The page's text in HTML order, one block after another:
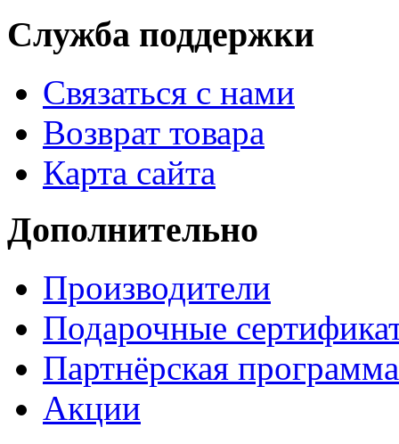
Служба поддержки
Связаться с нами
Возврат товара
Карта сайта
Дополнительно
Производители
Подарочные
Партнёрская программа
Акции